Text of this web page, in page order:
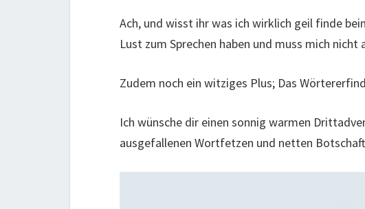
Ach, und wisst ihr was ich wirklich geil finde
Lust zum Sprechen haben und muss mich
Zudem noch ein witziges Plus; Das
Ich wünsche dir einen sonnig warmen
ausgefallenen Wortfetzen und netten